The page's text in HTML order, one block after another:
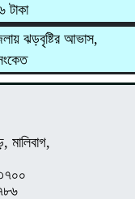
টাকা
ঝড়বৃষ্টির আভাস,
মালিবাগ,